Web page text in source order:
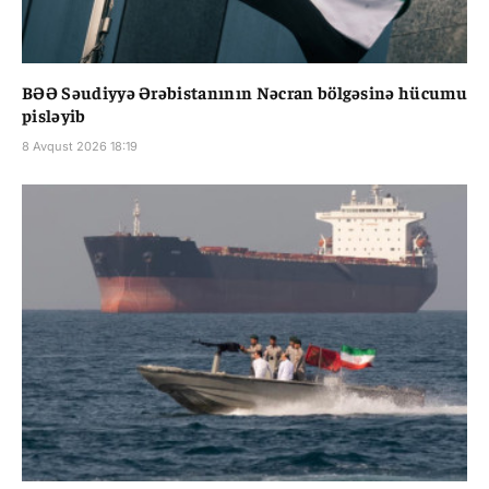
BƏƏ Səudiyyə Ərəbistanının Nəcran bölgəsinə hücumu
pisləyib
8 Avqust 2026 18:19